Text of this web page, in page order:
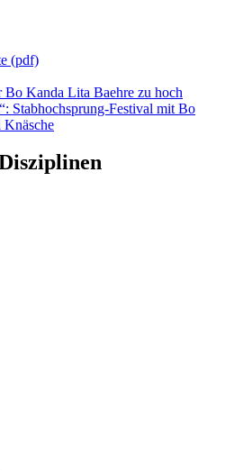
(pdf)
Kanda Lita Baehre zu hoch
Stabhochsprung-Festival mit Bo